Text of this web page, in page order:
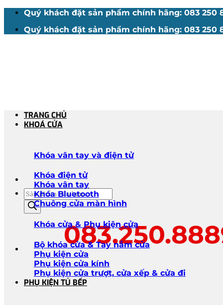
nội
Quý khách đặt sản phẩm chính hãng: 083 250
Quý khách đặt sản phẩm chính hãng: 083 250
Tìm
kiếm
sản
phẩm
TRANG CHỦ
KHOÁ CỬA
Khóa vân tay và điện tử
Khóa điện tử
Khóa vân tay
Khóa Bluetooth
Chuông cửa màn hình
Khóa cửa & Phụ kiện cửa
Bộ khóa cửa & Tay nắm cửa
Phụ kiện cửa
Phụ kiện cửa kính
Phụ kiện cửa trượt, cửa xếp & cửa đi
PHỤ KIỆN TỦ BẾP